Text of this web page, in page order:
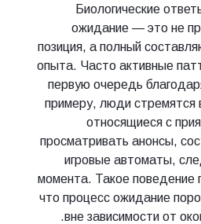
Биологические
ожидание — это не
позиция, а полный
опыта. Часто активные
первую очередь
примеру, люди стремятся
относящиеся с
просматривать анонсы,
игровые автоматы,
момента. Такое поведение
что процесс ожидание
вне зависимости от